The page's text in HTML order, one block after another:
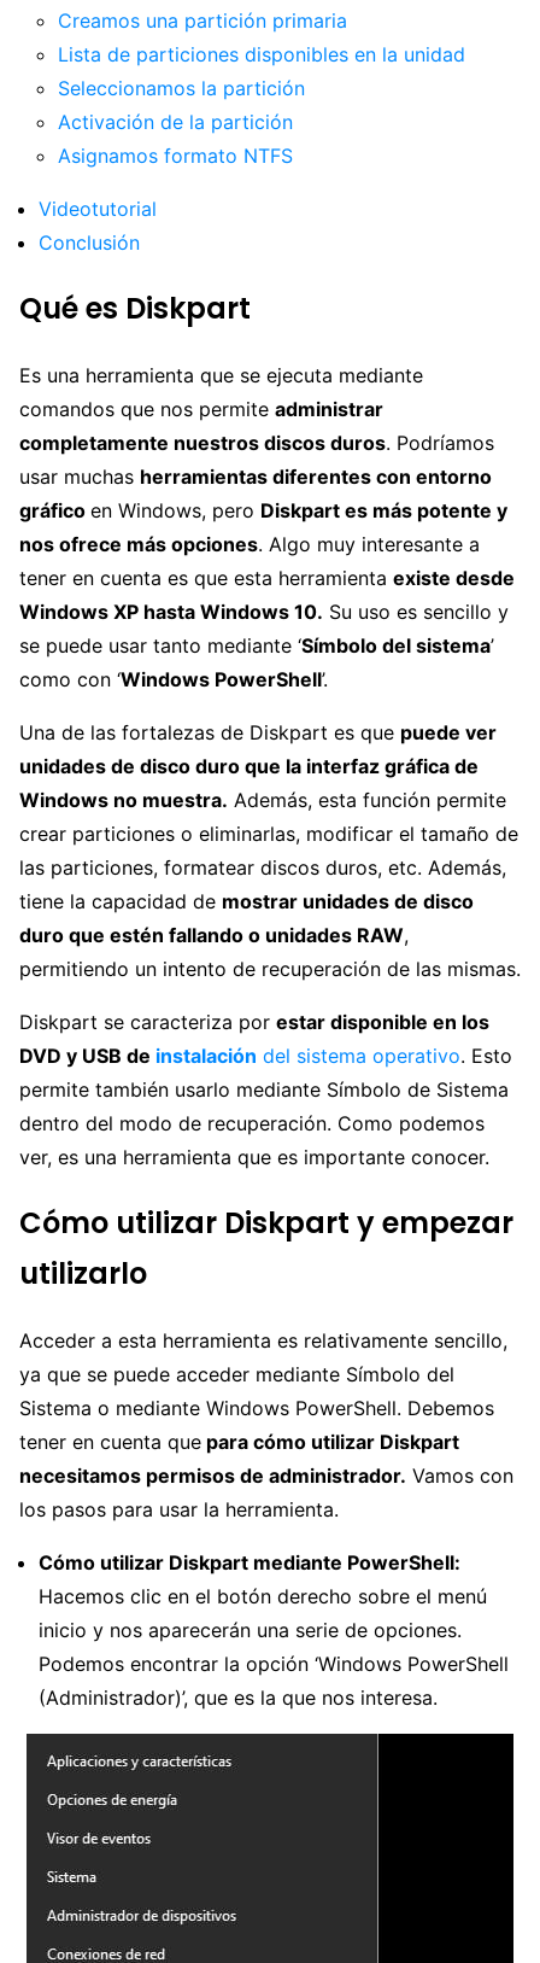
Creamos una partición primaria
Lista de particiones disponibles en la unidad
Seleccionamos la partición
Activación de la partición
Asignamos formato NTFS
Videotutorial
Conclusión
Qué es Diskpart
Es una herramienta que se ejecuta mediante
comandos que nos permite administrar
completamente nuestros discos duros. Podríamos
usar muchas herramientas diferentes con entorno
gráfico en Windows, pero Diskpart es más potente y
nos ofrece más opciones. Algo muy interesante a
tener en cuenta es que esta herramienta existe desde
Windows XP hasta Windows 10. Su uso es sencillo y
se puede usar tanto mediante ‘Símbolo del sistema’
como con ‘Windows PowerShell’.
Una de las fortalezas de Diskpart es que puede ver
unidades de disco duro que la interfaz gráfica de
Windows no muestra. Además, esta función permite
crear particiones o eliminarlas, modificar el tamaño de
las particiones, formatear discos duros, etc. Además,
tiene la capacidad de mostrar unidades de disco
duro que estén fallando o unidades RAW,
permitiendo un intento de recuperación de las mismas.
Diskpart se caracteriza por estar disponible en los
DVD y USB de instalación del sistema operativo. Esto
permite también usarlo mediante Símbolo de Sistema
dentro del modo de recuperación. Como podemos
ver, es una herramienta que es importante conocer.
Cómo utilizar Diskpart y empezar
utilizarlo
Acceder a esta herramienta es relativamente sencillo,
ya que se puede acceder mediante Símbolo del
Sistema o mediante Windows PowerShell. Debemos
tener en cuenta que para cómo utilizar Diskpart
necesitamos permisos de administrador. Vamos con
los pasos para usar la herramienta.
Cómo utilizar Diskpart mediante PowerShell:
Hacemos clic en el botón derecho sobre el menú
inicio y nos aparecerán una serie de opciones.
Podemos encontrar la opción ‘Windows PowerShell
(Administrador)’, que es la que nos interesa.